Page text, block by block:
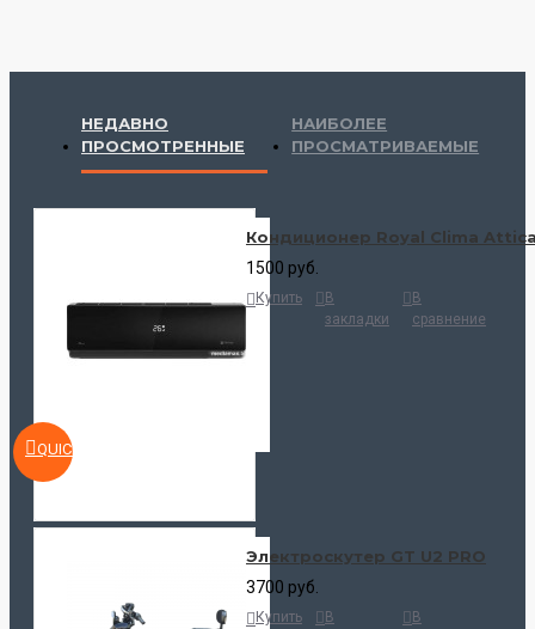
НЕДАВНО
ПРОСМОТРЕННЫЕ
НАИБОЛЕЕ
ПРОСМАТРИВАЕМЫЕ
QUICKVIEW
Кондиционер Royal Clima Attica
1500 руб.
Купить
В
закладки
В
сравнение
Электроскутер GT U2 PRO
3700 руб.
Купить
В
В